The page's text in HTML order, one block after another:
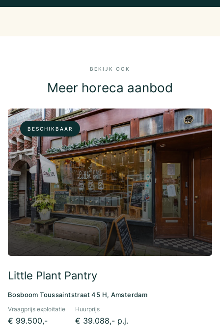
BEKIJK OOK
Meer horeca aanbod
BESCHIKBAAR
Little Plant Pantry
Bosboom Toussaintstraat 45 H, Amsterdam
Vraagprijs exploitatie
€ 99.500,-
Huurprijs
€ 39.088,- p.j.